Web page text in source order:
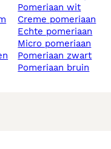
pomeriaan wit
creme pomeriaan
echte pomeriaan
micro pomeriaan
pomeriaan zwart
pomeriaan bruin